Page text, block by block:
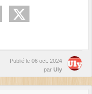
Publié le 06 oct. 2024
par Uly